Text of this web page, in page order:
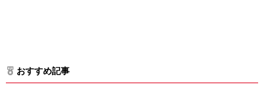
おすすめ記事